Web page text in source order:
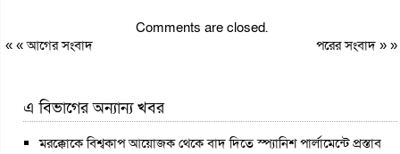
Comments are closed.
« «আগের সংবাদ পরের সংবাদ» »
এ বিভাগের অন্যান্য খবর
মরক্কোকে বিশ্বকাপ আয়োজক থেকে বাদ দিতে স্প্যানিশ পার্লামেন্টে প্রস্তাব